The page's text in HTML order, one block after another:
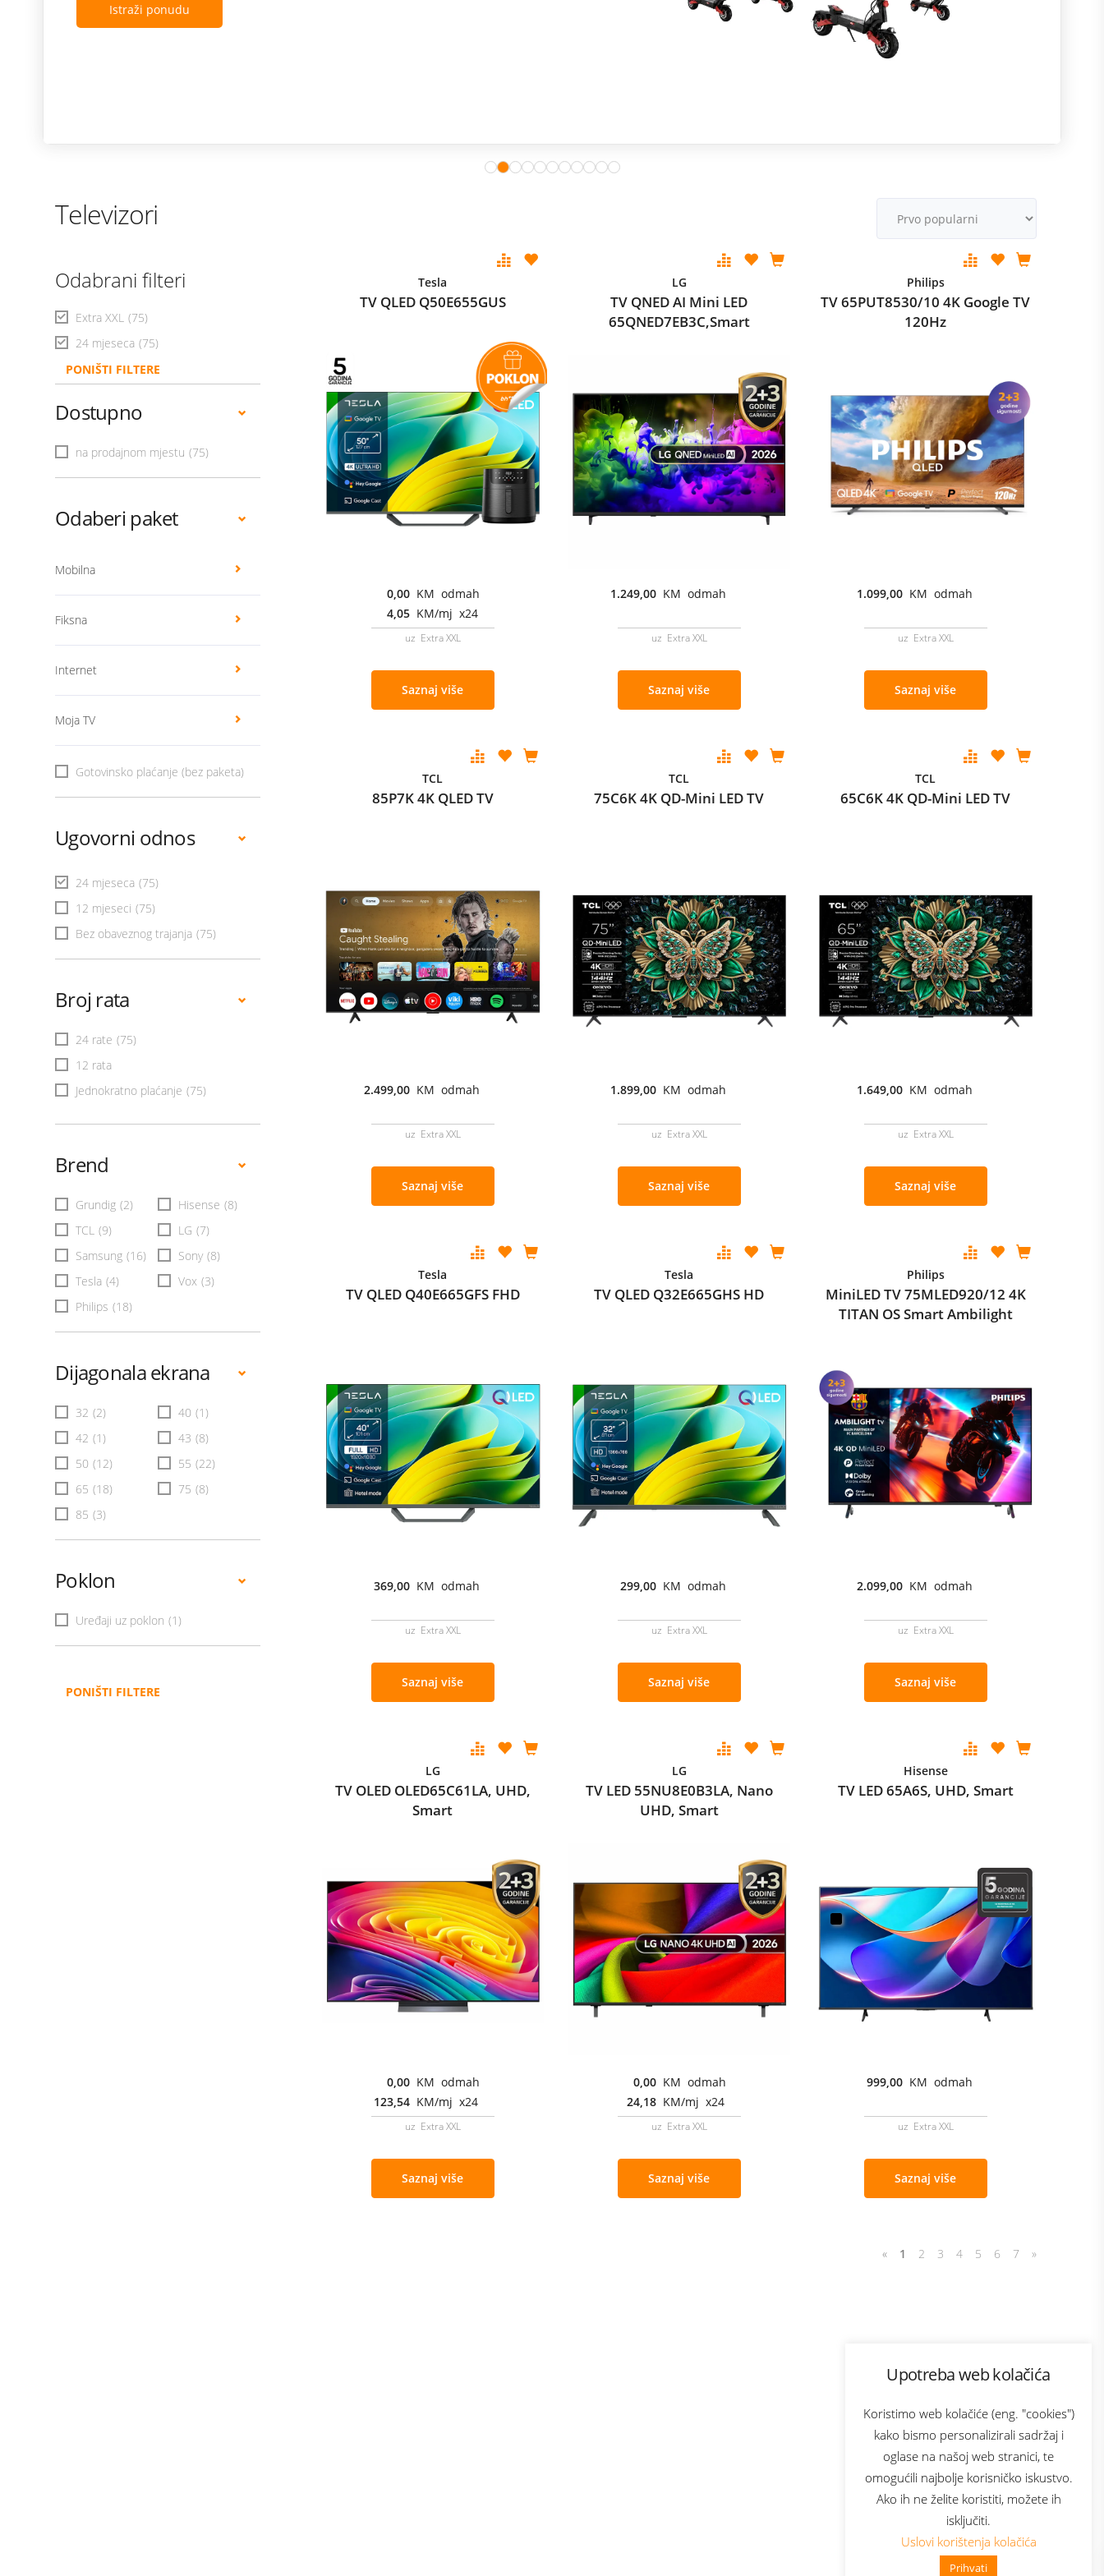
Upotreba web kolačića
Koristimo web kolačiće (eng. "cookies")
kako bismo personalizirali sadržaj i
oglase na našoj web stranici, te
omogućili najbolje korisničko iskustvo.
Ako ih ne želite koristiti, možete ih
isključiti.
Uslovi korištenja kolačića
Prihvati
👋 Zdravo, kako mogu pomoći?
Istraži ponudu
Televizori
Odabrani filteri
Extra XXL (75)
24 mjeseca (75)
PONIŠTI FILTERE
Dostupno
na prodajnom mjestu (75)
Odaberi paket
Mobilna
Fiksna
Internet
Moja TV
Gotovinsko plaćanje (bez paketa)
Ugovorni odnos
24 mjeseca (75)
12 mjeseci (75)
Bez obaveznog trajanja (75)
Broj rata
24 rate (75)
12 rata
Jednokratno plaćanje (75)
Brend
Grundig (2) Hisense (8)
TCL (9) LG (7)
Samsung (16) Sony (8)
Tesla (4) Vox (3)
Philips (18)
Dijagonala ekrana
32 (2) 40 (1)
42 (1) 43 (8)
50 (12) 55 (22)
65 (18) 75 (8)
85 (3)
Poklon
Uređaji uz poklon (1)
PONIŠTI FILTERE
Tesla
TV QLED Q50E655GUS
0,00 KM odmah
4,05 KM/mj x24
uz Extra XXL
Saznaj više
LG
TV QNED AI Mini LED
65QNED7EB3C,Smart
1.249,00 KM odmah
uz Extra XXL
Saznaj više
Philips
TV 65PUT8530/10 4K Google TV
120Hz
1.099,00 KM odmah
uz Extra XXL
Saznaj više
TCL
85P7K 4K QLED TV
2.499,00 KM odmah
uz Extra XXL
Saznaj više
TCL
75C6K 4K QD-Mini LED TV
1.899,00 KM odmah
uz Extra XXL
Saznaj više
TCL
65C6K 4K QD-Mini LED TV
1.649,00 KM odmah
uz Extra XXL
Saznaj više
Tesla
TV QLED Q40E665GFS FHD
369,00 KM odmah
uz Extra XXL
Saznaj više
Tesla
TV QLED Q32E665GHS HD
299,00 KM odmah
uz Extra XXL
Saznaj više
Philips
MiniLED TV 75MLED920/12 4K
TITAN OS Smart Ambilight
2.099,00 KM odmah
uz Extra XXL
Saznaj više
LG
TV OLED OLED65C61LA, UHD,
Smart
0,00 KM odmah
123,54 KM/mj x24
uz Extra XXL
Saznaj više
LG
TV LED 55NU8E0B3LA, Nano
UHD, Smart
0,00 KM odmah
24,18 KM/mj x24
uz Extra XXL
Saznaj više
Hisense
TV LED 65A6S, UHD, Smart
999,00 KM odmah
uz Extra XXL
Saznaj više
« 1 2 3 4 5 6 7 »
Bonus plus
Prijava za newsletter